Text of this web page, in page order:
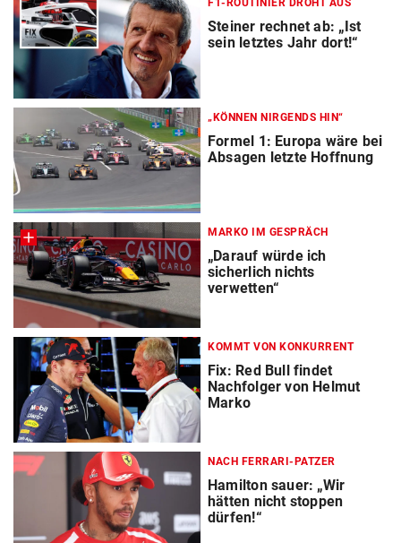
Steiner rechnet ab: „Ist
sein letztes Jahr dort!“
„KÖNNEN NIRGENDS HIN“
Formel 1: Europa wäre bei
Absagen letzte Hoffnung
MARKO IM GESPRÄCH
„Darauf würde ich
sicherlich nichts
verwetten“
KOMMT VON KONKURRENT
Fix: Red Bull findet
Nachfolger von Helmut
Marko
NACH FERRARI-PATZER
Hamilton sauer: „Wir
hätten nicht stoppen
dürfen!“